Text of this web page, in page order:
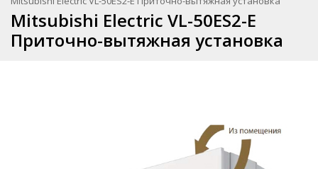
Mitsubishi Electric VL-50ES2-E
Приточно-вытяжная установка